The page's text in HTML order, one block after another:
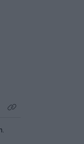
Kliknij aby zobaczyć